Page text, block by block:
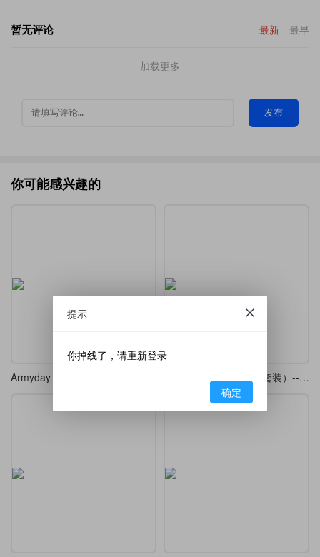
暂无评论 最新 最早
加载更多
发布
你可能感兴趣的
翠微 Beamer（中英文套装）---A Green Mountains Beamer Theme
提示
你掉线了，请重新登录
确定